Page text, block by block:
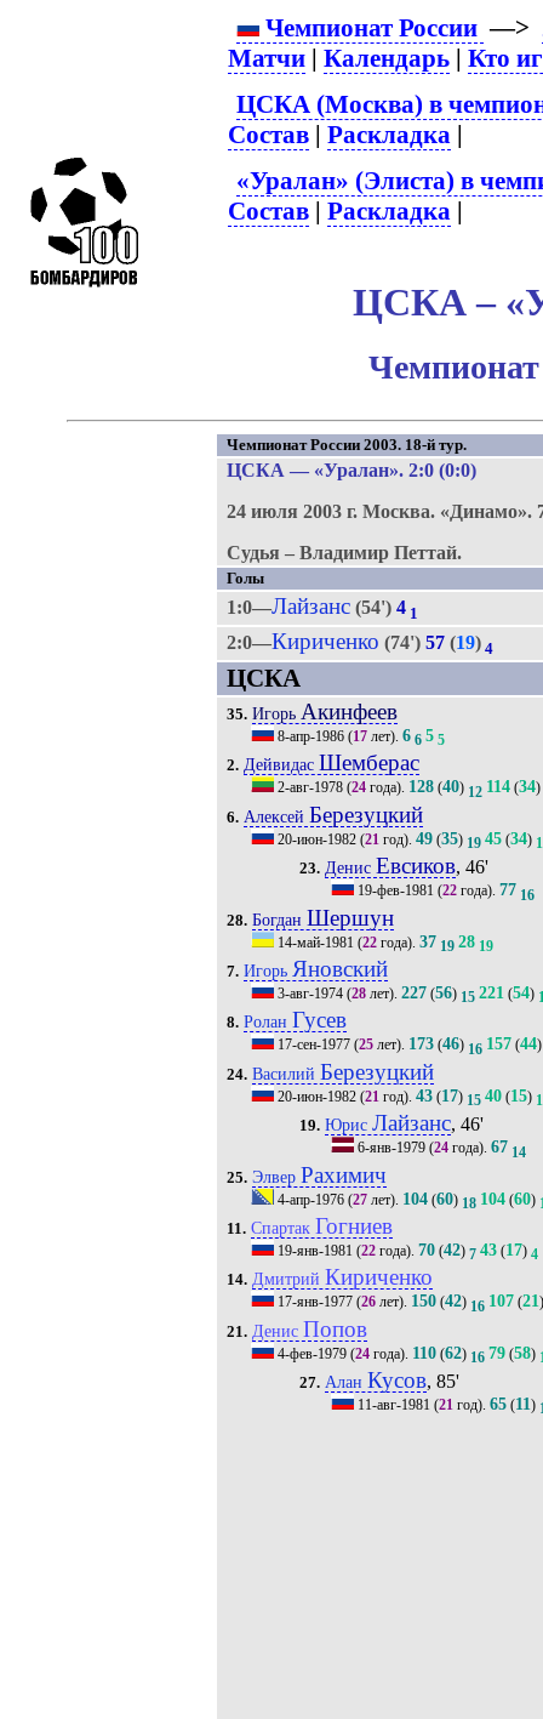
Чемпионат России —>
Матчи |Календарь |Кто
ЦСКА (Москва) в
Состав |Раскладка |
«Уралан» (Элиста) в
Состав |Раскладка |
ЦСКА –
Чемпионат
Чемпионат России 2003. 18-й тур.
ЦСКА — «Уралан». 2:0 (0:0)
24 июля 2003 г. Москва. «Динамо».
Судья – Владимир Петтай.
Голы
1:0—Лайзанс(54') 4 1
2:0—Кириченко (74') 57(19) 4
ЦСКА
35. Игорь Акинфеев
8-апр-1986(17лет). 6 6 5 5
2. Дейвидас Шемберас
2-авг-1978(24года). 128(40) 12 114(34)
6. Алексей Березуцкий
20-июн-1982(21 год). 49(35) 19 45(34)
23. Денис Евсиков, 46'
19-фев-1981 (22 года).77 16
28. Богдан Шершун
14-май-1981 (22года). 37 19 28 19
7. Игорь Яновский
3-авг-1974(28лет). 227(56) 15 221(54)
8. Ролан Гусев
17-сен-1977(25лет). 173(46) 16 157(44)
24. Василий Березуцкий
20-июн-1982(21 год). 43(17) 15 40(15)
19. Юрис Лайзанс, 46'
6-янв-1979 (24 года).67 14
25. Элвер Рахимич
4-апр-1976(27лет). 104(60) 18 104(60)
11. Спартак Гогниев
19-янв-1981 (22года). 70(42) 7 43(17) 4
14. Дмитрий Кириченко
17-янв-1977(26лет). 150(42) 16 107(21)
21. Денис Попов
4-фев-1979(24года). 110(62) 16 79(58)
27. Алан Кусов, 85'
11-авг-1981 (21 год).65 (11)